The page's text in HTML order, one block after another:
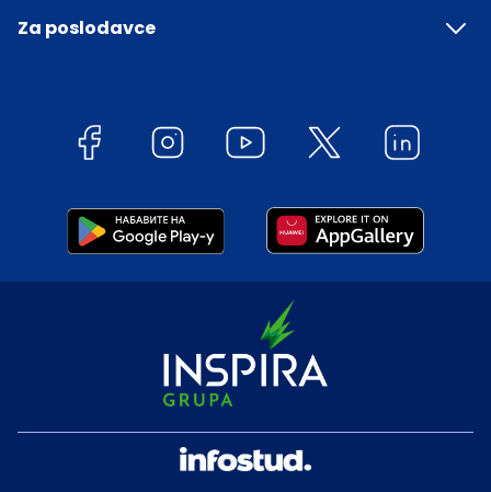
Za poslodavce